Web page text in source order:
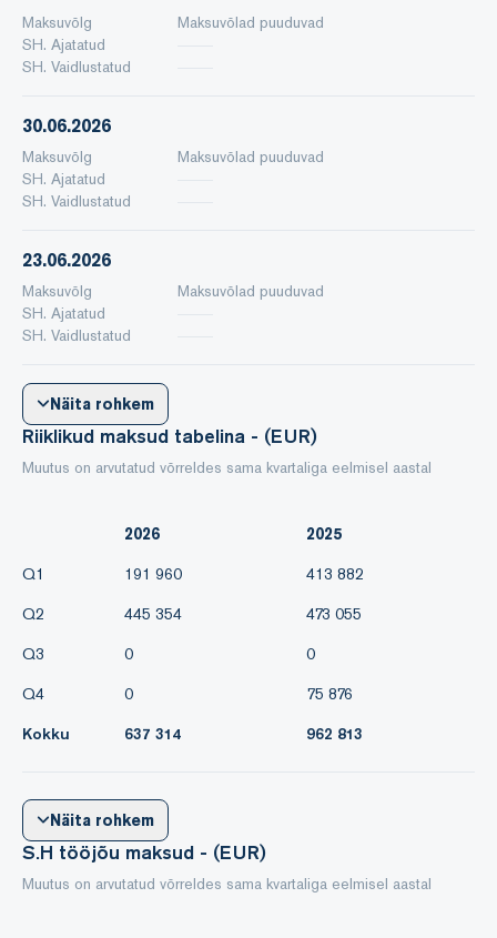
Maksuvõlg
Maksuvõlad puuduvad
SH. Ajatatud
SH. Vaidlustatud
30.06.2026
Maksuvõlg
Maksuvõlad puuduvad
SH. Ajatatud
SH. Vaidlustatud
23.06.2026
Maksuvõlg
Maksuvõlad puuduvad
SH. Ajatatud
SH. Vaidlustatud
Näita rohkem
Riiklikud maksud tabelina - (EUR)
Muutus on arvutatud võrreldes sama kvartaliga eelmisel aastal
2026
2025
Q1
191 960
413 882
Q2
445 354
473 055
Q3
0
0
Q4
0
75 876
Kokku
637 314 962 813
Näita rohkem
S.H tööjõu maksud - (EUR)
Muutus on arvutatud võrreldes sama kvartaliga eelmisel aastal